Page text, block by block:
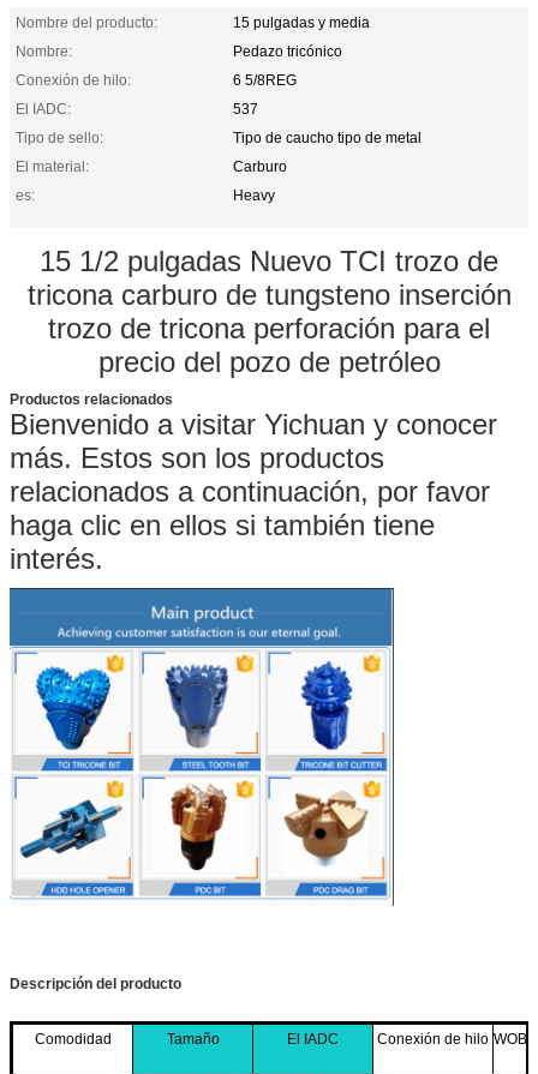
Nombre del producto:
15 pulgadas y media
Nombre:
Pedazo tricónico
Conexión de hilo:
6 5/8REG
El IADC:
537
Tipo de sello:
Tipo de caucho tipo de metal
El material:
Carburo
es:
Heavy
15 1/2 pulgadas Nuevo TCI trozo de
tricona carburo de tungsteno inserción
trozo de tricona perforación para el
precio del pozo de petróleo
Productos relacionados
Bienvenido a visitar Yichuan y conocer
más. Estos son los productos
relacionados a continuación, por favor
haga clic en ellos si también tiene
interés.
Descripción del producto
Comodidad Tamaño El IADC Conexión de hilo WOB